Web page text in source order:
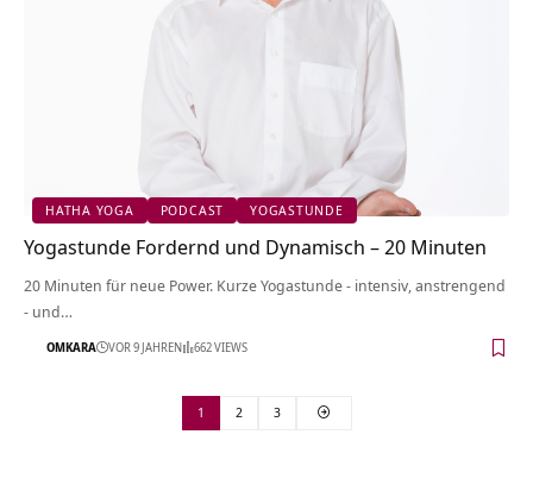
HATHA YOGA PODCAST YOGASTUNDE
Yogastunde Fordernd und Dynamisch – 20 Minuten
20 Minuten für neue Power. Kurze Yogastunde - intensiv, anstrengend
- und…
OMKARA VOR 9 JAHREN 662 VIEWS
1 2 3